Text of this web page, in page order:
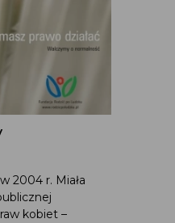
2004 r. Miała
kobiet –